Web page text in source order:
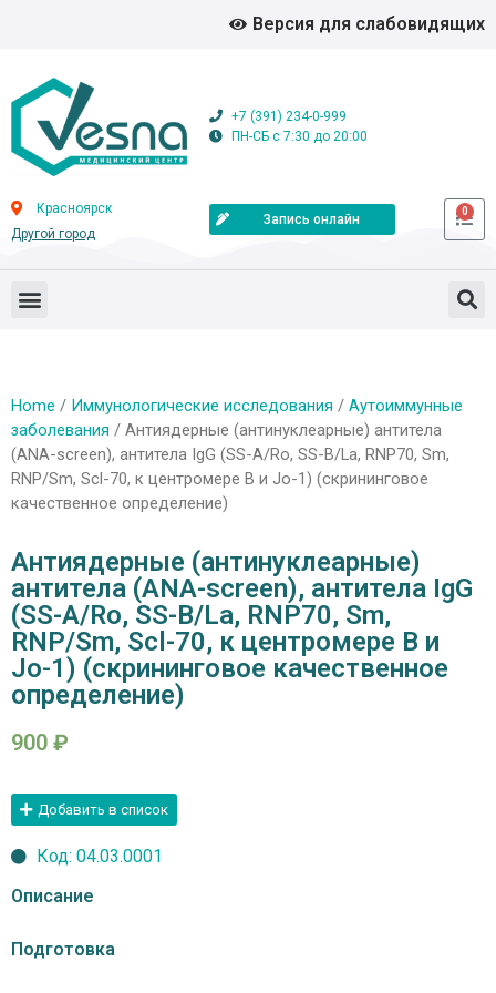
Версия для слабовидящих
+7 (391) 234-0-999
ПН-СБ с 7:30 до 20:00
Красноярск
Другой город
Запись онлайн
0
Home / Иммунологические исследования / Аутоиммунные
заболевания / Антиядерные (антинуклеарные) антитела
(ANA-screen), антитела IgG (SS-A/Ro, SS-B/La, RNP70, Sm,
RNP/Sm, Scl-70, к центромере B и Jo-1) (скрининговое
качественное определение)
Антиядерные (антинуклеарные)
антитела (ANA-screen), антитела IgG
(SS-A/Ro, SS-B/La, RNP70, Sm,
RNP/Sm, Scl-70, к центромере B и
Jo-1) (скрининговое качественное
определение)
900 ₽
Добавить в список
Код: 04.03.0001
Описание
Подготовка